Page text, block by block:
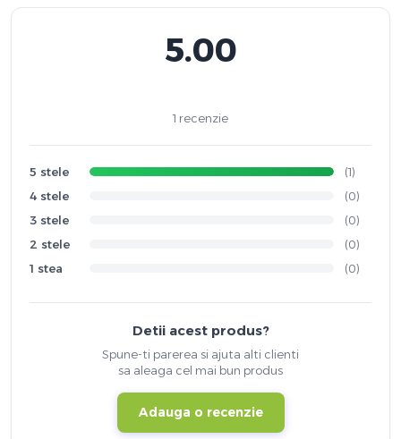
5.00
1 recenzie
5 stele
(1)
4 stele
(0)
3 stele
(0)
2 stele
(0)
1 stea
(0)
Detii acest produs?
Spune-ti parerea si ajuta alti clienti
sa aleaga cel mai bun produs
Adauga o recenzie